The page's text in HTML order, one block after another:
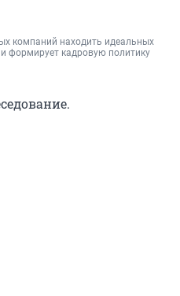
компаний находить идеальных
формирует кадровую политику